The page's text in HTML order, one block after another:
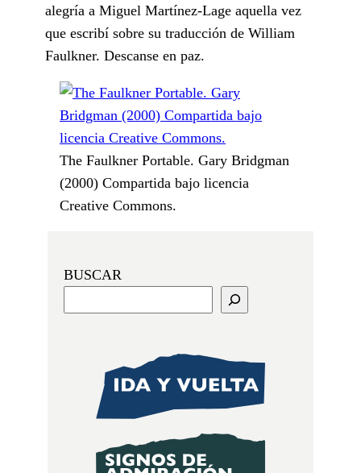
alegría a Miguel Martínez-Lage aquella vez
que escribí sobre su traducción de William
Faulkner. Descanse en paz.
The Faulkner Portable. Gary Bridgman
(2000) Compartida bajo licencia
Creative Commons.
BUSCAR